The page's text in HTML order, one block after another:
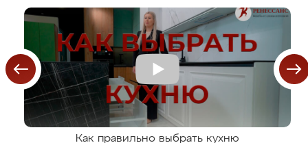
Как правильно выбрать кухню